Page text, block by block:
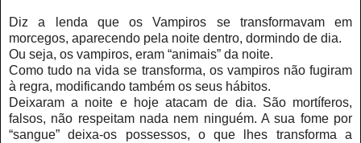
Diz a lenda que os Vampiros se transformavam em
morcegos, aparecendo pela noite dentro, dormindo de dia.
Ou seja, os vampiros, eram “animais” da noite.
Como tudo na vida se transforma, os vampiros não fugiram
à regra, modificando também os seus hábitos.
Deixaram a noite e hoje atacam de dia. São mortíferos,
falsos, não respeitam nada nem ninguém. A sua fome por
“sangue” deixa-os possessos, o que lhes transforma a